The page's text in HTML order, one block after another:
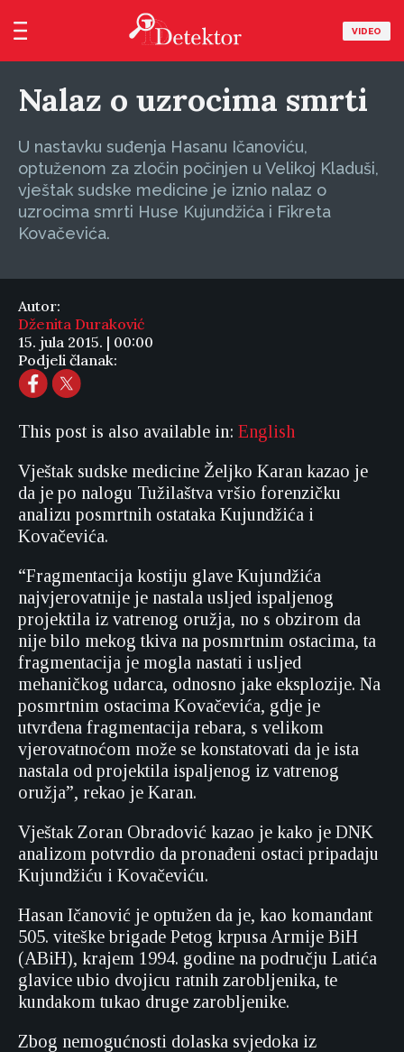
VIDEO
Nalaz o uzrocima smrti
U nastavku suđenja Hasanu Ičanoviću,
optuženom za zločin počinjen u Velikoj Kladuši,
vještak sudske medicine je iznio nalaz o
uzrocima smrti Huse Kujundžića i Fikreta
Kovačevića.
Autor:
Dženita Duraković
15. jula 2015. | 00:00
Podjeli članak:
This post is also available in: English
Vještak sudske medicine Željko Karan kazao je
da je po nalogu Tužilaštva vršio forenzičku
analizu posmrtnih ostataka Kujundžića i
Kovačevića.
“Fragmentacija kostiju glave Kujundžića
najvjerovatnije je nastala usljed ispaljenog
projektila iz vatrenog oružja, no s obzirom da
nije bilo mekog tkiva na posmrtnim ostacima, ta
fragmentacija je mogla nastati i usljed
mehaničkog udarca, odnosno jake eksplozije. Na
posmrtnim ostacima Kovačevića, gdje je
utvrđena fragmentacija rebara, s velikom
vjerovatnoćom može se konstatovati da je ista
nastala od projektila ispaljenog iz vatrenog
oružja”, rekao je Karan.
Vještak Zoran Obradović kazao je kako je DNK
analizom potvrdio da pronađeni ostaci pripadaju
Kujundžiću i Kovačeviću.
Hasan Ičanović je optužen da je, kao komandant
505. viteške brigade Petog krpusa Armije BiH
(ABiH), krajem 1994. godine na području Latića
glavice ubio dvojicu ratnih zarobljenika, te
kundakom tukao druge zarobljenike.
Zbog nemogućnosti dolaska svjedoka iz